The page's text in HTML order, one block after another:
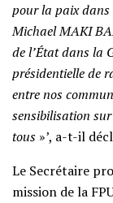
pour la paix dans
Michael MAKI
de l’État dans la
présidentielle de
entre nos
sensibilisation
tous »’, a-t-il
Le Secrétaire
mission de la